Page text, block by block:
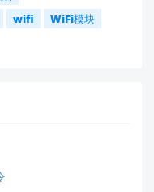
wifi
WiFi模块